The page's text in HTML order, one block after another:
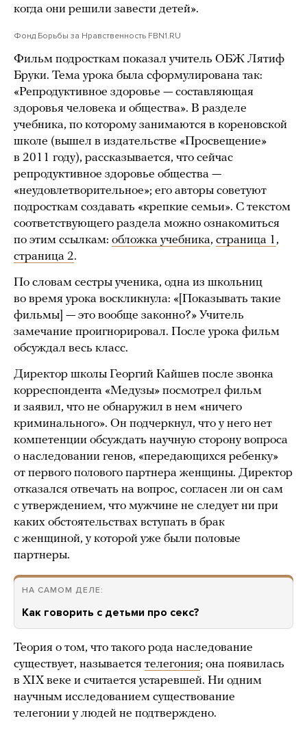
когда они решили завести детей».
Фонд Борьбы за Нравственность FBN1.RU
Фильм подросткам показал учитель ОБЖ Лятиф
Бруки. Тема урока была сформулирована так:
«Репродуктивное здоровье — составляющая
здоровья человека и общества». В разделе
учебника, по которому занимаются в кореновской
школе (вышел в издательстве «Просвещение»
в 2011 году), рассказывается, что сейчас
репродуктивное здоровье общества —
«неудовлетворительное»; его авторы советуют
подросткам создавать «крепкие семьи». С текстом
соответствующего раздела можно ознакомиться
по этим ссылкам: обложка учебника, страница 1 ,
страница 2.
По словам сестры ученика, одна из школьниц
во время урока воскликнула: «[Показывать такие
фильмы] — это вообще законно?» Учитель
замечание проигнорировал. После урока фильм
обсуждал весь класс.
Директор школы Георгий Кайшев после звонка
корреспондента «Медузы» посмотрел фильм
и заявил, что не обнаружил в нем «ничего
криминального». Он подчеркнул, что у него нет
компетенции обсуждать научную сторону вопроса
о наследовании генов, «передающихся ребенку»
от первого полового партнера женщины. Директор
отказался отвечать на вопрос, согласен ли он сам
с утверждением, что мужчине не следует ни при
каких обстоятельствах вступать в брак
с женщиной, у которой уже были половые
партнеры.
НА САМОМ ДЕЛЕ:
Как говорить с детьми про секс?
Теория о том, что такого рода наследование
существует, называется телегония; она появилась
в XIX веке и считается устаревшей. Ни одним
научным исследованием существование
телегонии у людей не подтверждено.